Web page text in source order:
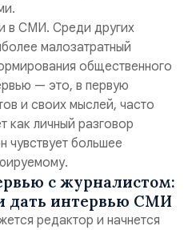
в СМИ. Среди других
малозатратный
общественного
— это, в первую
и своих мыслей, часто
как личный разговор
чувствует большее
с журналистом:
дать интервью СМИ
редактор и начнется